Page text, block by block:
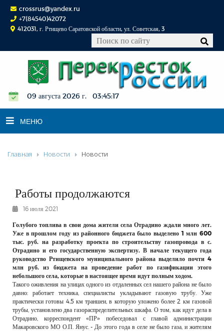
crossrus@yandex.ru
+7(84540)42072
412031, г. Ртищево Саратовской области, ул. Советская, 3
09 августа 2026 г. 03:45:18
МЕНЮ
НОВОСТИ
К СВЕДЕНИЮ
РЕКЛАМОДАТЕЛЯМ
ОБЪЯВЛЕНИЯ
КОНТАКТЫ
Главная Новости Новости
Работы продолжаются
16 июля 2021
Голубого топлива в свои дома жители села Отрадино ждали много лет.
Уже в прошлом году из районного бюджета было выделено 1 млн 600
тыс. руб. на разработку проекта по строительству газопровода в с.
Отрадино и его государственную экспертизу. В начале текущего года
руководство Ртищевского муниципального района выделило почти 4
млн руб. из бюджета на проведение работ по газификации этого
небольшого села, которые в настоящее время идут полным ходом.
Такого оживления на улицах одного из отдаленных сел нашего района не было
давно: работает техника, специалисты укладывают газовую трубу. Уже
практически готовы 4,5 км траншеи, в которую уложено более 2 км газовой
трубы, установлено два газораспределительных шкафа. О том, как идут дела в
Отрадино, корреспондент «ПР» побеседовал с главой администрации
Макаровского МО О.П. Янус. - До этого года в селе не было газа, и жителям